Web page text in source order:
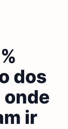
dos
onde
ir